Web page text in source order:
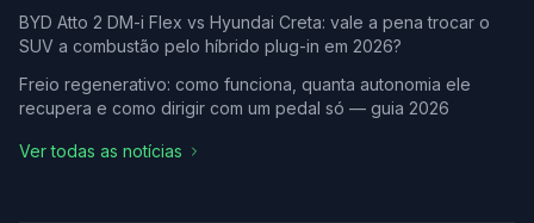
BYD Atto 2 DM-i Flex vs Hyundai Creta: vale a pena trocar o
SUV a combustão pelo híbrido plug-in em 2026?
Freio regenerativo: como funciona, quanta autonomia ele
recupera e como dirigir com um pedal só — guia 2026
Ver todas as notícias